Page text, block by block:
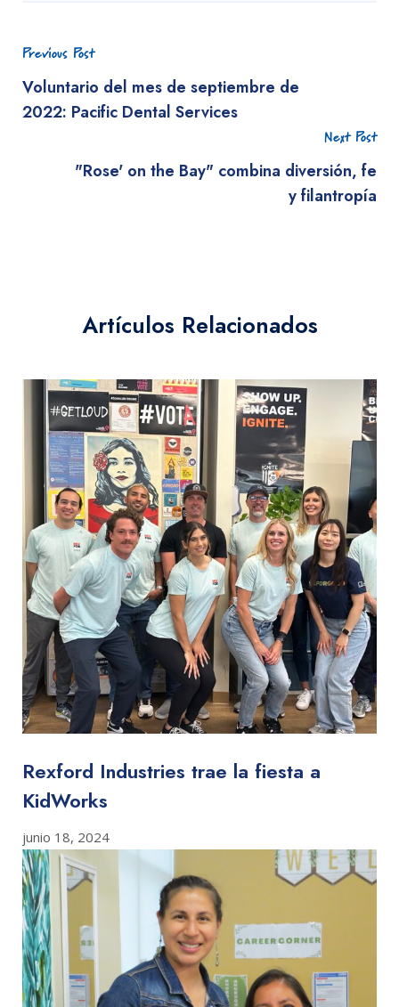
Previous Post
Voluntario del mes de septiembre de
2022: Pacific Dental Services
Next Post
"Rose' on the Bay" combina diversión, fe
y filantropía
Artículos Relacionados
Rexford Industries trae la fiesta a
KidWorks
junio 18, 2024